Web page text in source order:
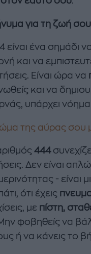
για τη ζωή σου
είναι ένα σημάδι να
και να
Είναι ώρα να
και να
υπάρχει
της αύρας σoυ
444
Δεν είναι
- είναι
ότι έχεις
με πίστη,
φοβηθείς να
ή να κάνεις το